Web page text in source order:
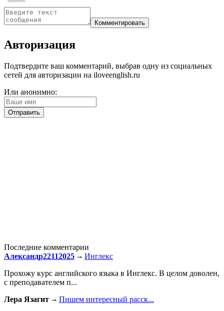
Авторизация
Подтвердите ваш комментарий, выбрав одну из социальных
сетей для авторизации на iloveenglish.ru
Или анонимно:
Последние комментарии
Александр22112025
Инглекс
Прохожу курс английского языка в Инглекс. В целом доволен,
с преподавателем п...
Лера Язагит
Пишем интересный расск...